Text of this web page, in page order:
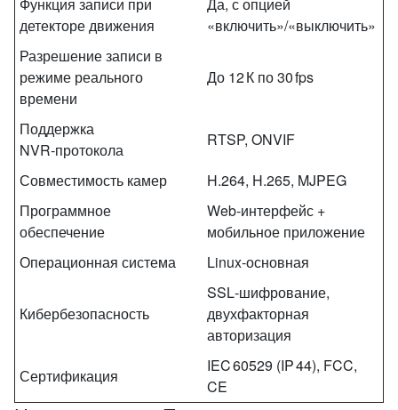
детекторе движения
«включить»/«выключить»
Разрешение записи в
режиме реального
времени
До 12 К по 30 fps
Поддержка
NVR‑протокола
RTSP, ONVIF
Совместимость камер
H.264, H.265, MJPEG
Программное
обеспечение
Web‑интерфейс +
мобильное приложение
Операционная система
Linux‑основная
Кибербезопасность
SSL‑шифрование,
двухфакторная
авторизация
Сертификация
IEC 60529 (IP 44), FCC,
CE